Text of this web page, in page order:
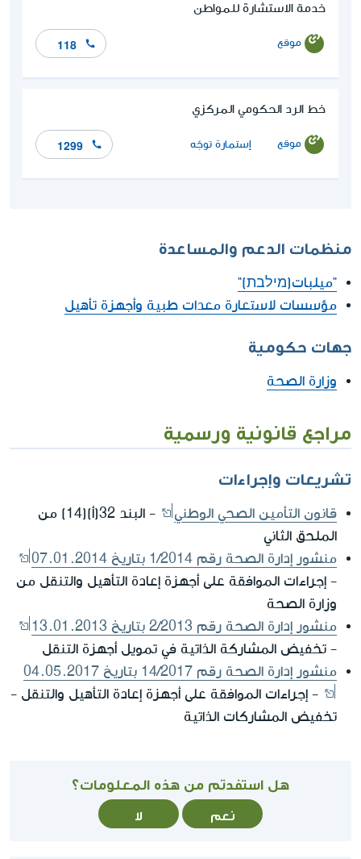
خدمة الاستشارة للمواطن
موقع 118
خط الرد الحكومي المركزي
موقع إستمارة توجّه 1299
منظمات الدعم والمساعدة
"ميلبات(מילבת)"
مؤسسات لاستعارة معدات طبية وأجهزة تأهيل
جهات حكومية
وزارة الصحة
مراجع قانونية ورسمية
تشريعات وإجراءات
قانون التأمين الصحي الوطني
- البند 32(أ)(14) من
الملحق الثاني
منشور إدارة الصحة رقم 1/2014 بتاريخ 07.01.2014
- إجراءات الموافقة على أجهزة إعادة التأهيل والتنقل من
وزارة الصحة
منشور إدارة الصحة رقم 2/2013 بتاريخ 13.01.2013
- تخفيض المشاركة الذاتية في تمويل أجهزة التنقل
منشور إدارة الصحة رقم 14/2017 بتاريخ 04.05.2017
- إجراءات الموافقة على أجهزة إعادة التأهيل والتنقل -
تخفيض المشاركات الذاتية
هل استفدتم من هذه المعلومات؟
نعم لا